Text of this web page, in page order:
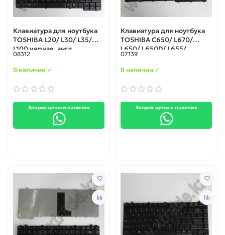
Клавиатура для ноутбука
TOSHIBA L20/ L30/ L35/
L100 черная, англ.
08312
В наличии ✓
Запрос цены и наличия
Клавиатура для ноутбука
TOSHIBA C650/ L670/
L650/ L650D/ L655/
C655D/ L660/ C6604
(TSH15-RU-BLACK-A),
07139
В наличии ✓
Запрос цены и наличия